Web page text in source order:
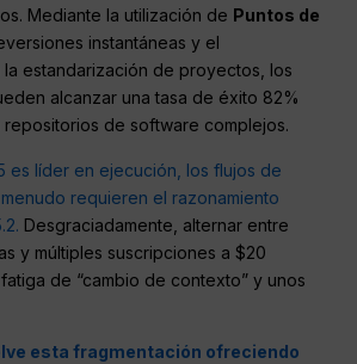
Mediante la utilización de Puntos de
instantáneas y el
la estandarización de proyectos, los
alcanzar una tasa de éxito 82%
de software complejos.
es líder en ejecución, los flujos de
requieren el razonamiento
Desgraciadamente, alternar entre
y múltiples suscripciones a $20
de “cambio de contexto” y unos
esta fragmentación ofreciendo